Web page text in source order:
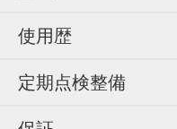
使用歴
定期点検整備